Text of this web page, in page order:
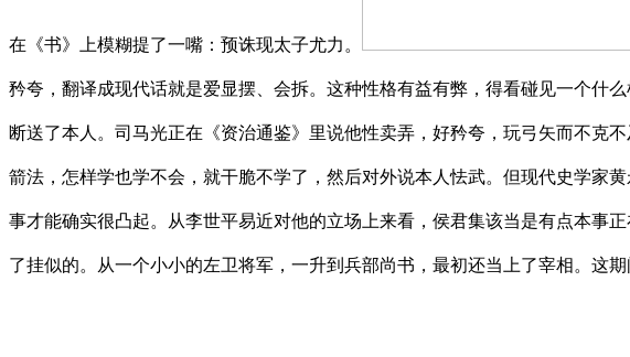
在《书》上模糊提了一嘴：预诛现太子尤力。
矜夸，翻译成现代话就是爱显摆、会拆。这种性格有益有弊，得看碰见一个什
断送了本人。司马光正在《资治通鉴》里说他性卖弄，好矜夸，玩弓矢而不克
箭法，怎样学也学不会，就干脆不学了，然后对外说本人怯武。但现代史学家
事才能确实很凸起。从李世平易近对他的立场上来看，侯君集该当是有点本事
了挂似的。从一个小小的左卫将军，一升到兵部尚书，最初还当上了宰相。这